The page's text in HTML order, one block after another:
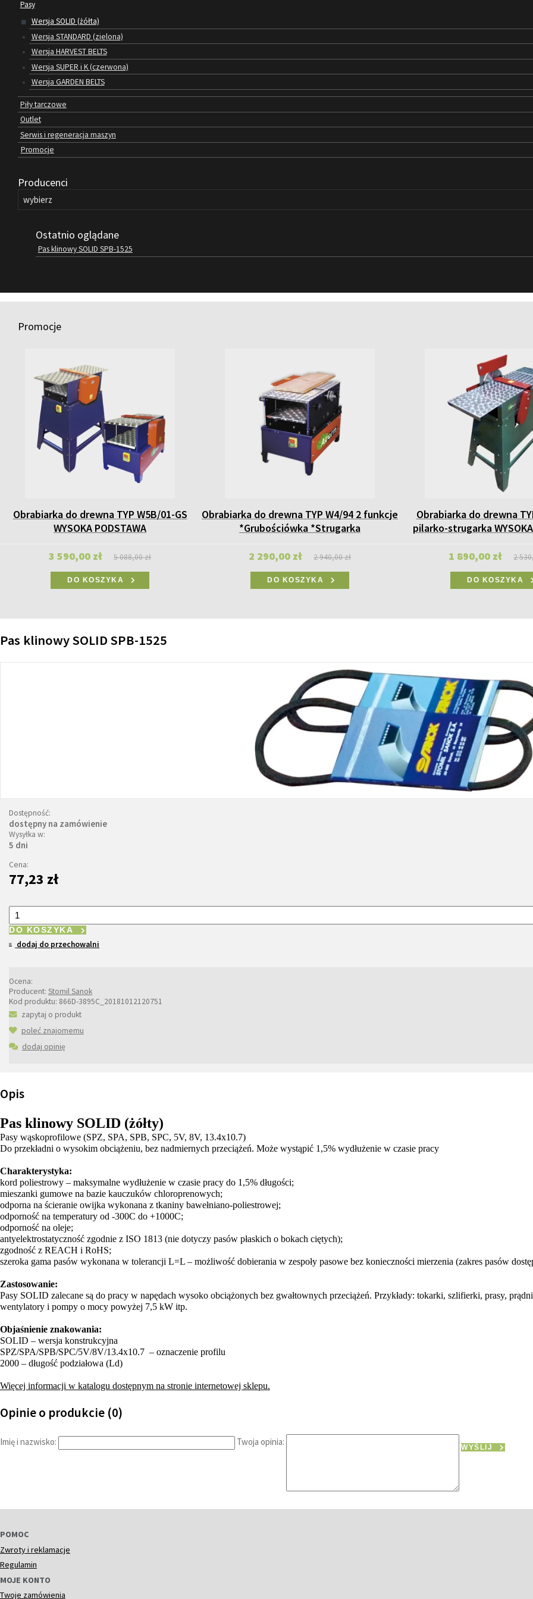
Pasy
Wersja SOLID (żółta)
Wersja STANDARD (zielona)
Wersja HARVEST BELTS
Wersja SUPER i K (czerwona)
Wersja GARDEN BELTS
Piły tarczowe
Outlet
Serwis i regeneracja maszyn
Promocje
Producenci
Ostatnio oglądane
Pas klinowy SOLID SPB-1525
Promocje
Obrabiarka do drewna TYP W5B/01-GS
WYSOKA PODSTAWA
3 590,00 zł 5 088,00 zł
DO KOSZYKA
Obrabiarka do drewna TYP W4/94 2 funkcje
*Grubościówka *Strugarka
2 290,00 zł 2 940,00 zł
DO KOSZYKA
Obrabiarka do drewna
pilarko-strugarka WYSOKA
1 890,00 zł 2
DO KOSZYKA
Pas klinowy SOLID SPB-1525
Dostępność:
dostępny na zamówienie
Wysyłka w:
5 dni
Cena:
77,23 zł
DO KOSZYKA
dodaj do przechowalni
Ocena:
Producent: Stomil Sanok
Kod produktu: 866D-3895C_20181012120751
zapytaj o produkt
poleć znajomemu
dodaj opinię
Opis
Pas klinowy SOLID (żółty)
Pasy wąskoprofilowe (SPZ, SPA, SPB, SPC, 5V, 8V, 13.4x10.7)
Do przekładni o wysokim obciążeniu, bez nadmiernych przeciążeń. Może wystąpić 1,5% wydłużenie w czasie pracy
Charakterystyka:
kord poliestrowy – maksymalne wydłużenie w czasie pracy do 1,5% długości;
mieszanki gumowe na bazie kauczuków chloroprenowych;
odporna na ścieranie owijka wykonana z tkaniny bawełniano-poliestrowej;
odporność na temperatury od -300C do +1000C;
odporność na oleje;
antyelektrostatyczność zgodnie z ISO 1813 (nie dotyczy pasów płaskich o bokach ciętych);
zgodność z REACH i RoHS;
szeroka gama pasów wykonana w tolerancji L=L – możliwość dobierania w zespoły pasowe bez konieczności mierzenia (zakres pasów
Zastosowanie:
Pasy SOLID zalecane są do pracy w napędach wysoko obciążonych bez gwałtownych przeciążeń. Przykłady: tokarki, szlifierki, prasy,
wentylatory i pompy o mocy powyżej 7,5 kW itp.
Objaśnienie znakowania:
SOLID – wersja konstrukcyjna
SPZ/SPA/SPB/SPC/5V/8V/13.4x10.7 – oznaczenie profilu
2000 – długość podziałowa (Ld)
Więcej informacji w katalogu dostępnym na stronie internetowej sklepu.
Opinie o produkcie (0)
Imię i nazwisko: Twoja opinia: WYŚLIJ
POMOC
Zwroty i reklamacje
Regulamin
MOJE KONTO
Twoje zamówienia